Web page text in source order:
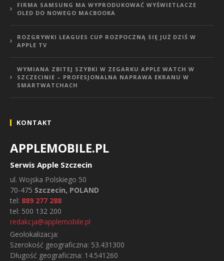
FIRMA SAMSUNG MA WYPRODUKOWAĆ WYŚWIETLACZE
OLED DO NOWEGO MACBOOKA
ROZGRYWKI LEAGUES CUP ROZPOCZNĄ SIĘ JUŻ DZIŚ W
APPLE TV
WYMIANA ZBITEJ SZYBKI W ZEGARKU APPLE WATCH W
SZCZECINIE – PROFESJONALNA NAPRAWA EKRANU W
SMARTWATCHACH
KONTAKT
APPLEMOBILE.PL
Serwis Apple Szczecin
ul. Wojska Polskiego 50
70-475 Szczecin, POLAND
tel: 889 277 288
tel: 500 132 200
redakcja@applemobile.pl
Geolokalizacja:
Szerokość geograficzna: 53.431300
Długość geograficzna: 14.541260